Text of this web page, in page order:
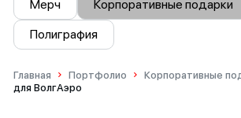
Мерч
Корпоративные подарки
Полиграфия
Главная Портфолио Корпоративные
для ВолгАэро